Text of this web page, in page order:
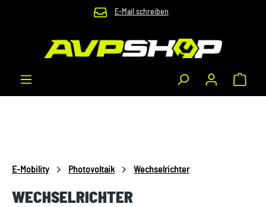
Zum Hauptinhalt springen E-Mail schreiben
E-Mobility Photovoltaik Wechselrichter
WECHSELRICHTER